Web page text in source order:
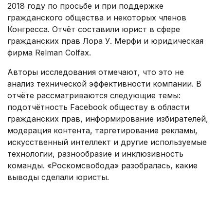
2018 году по просьбе и при поддержке
гражданского общества и некоторых членов
Конгресса. Отчёт составили юрист в сфере
гражданских прав Лора У. Мерфи и юридическая
фирма Relman Colfax.
Авторы исследования отмечают, что это не
анализ технической эффективности компании. В
отчёте рассматриваются следующие темы:
подотчётность Facebook обществу в области
гражданских прав, информирование избирателей,
модерация контента, таргетирование рекламы,
искусственный интеллект и другие используемые
технологии, разнообразие и инклюзивность
команды. «Роскомсвобода» разобралась, какие
выводы сделали юристы.